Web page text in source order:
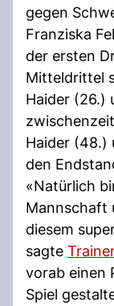
gegen
Franziska
der ersten
Mitteldrittel
Haider (26.)
Haider (48.)
den
«Natürlich
Mannschaft
diesem
sagte
vorab einen
Spiel